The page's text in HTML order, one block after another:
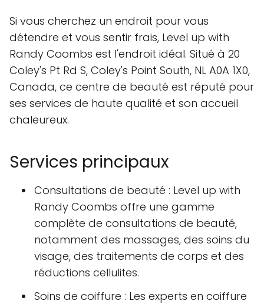
Si vous cherchez un endroit pour vous
détendre et vous sentir frais, Level up with
Randy Coombs est l'endroit idéal. Situé à 20
Coley's Pt Rd S, Coley's Point South, NL A0A 1X0,
Canada, ce centre de beauté est réputé pour
ses services de haute qualité et son accueil
chaleureux.
Services principaux
Consultations de beauté : Level up with
Randy Coombs offre une gamme
complète de consultations de beauté,
notamment des massages, des soins du
visage, des traitements de corps et des
réductions cellulites.
Soins de coiffure : Les experts en coiffure